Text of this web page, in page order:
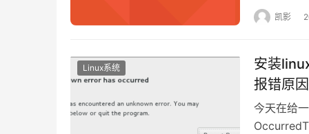
7、在客户端上通过ssh免密登录成功
文章来源： https://www.cnaaa.net ，转载请注明出处
ps -a 确认
凯影
Linux系统
安装
报错原
今天在给